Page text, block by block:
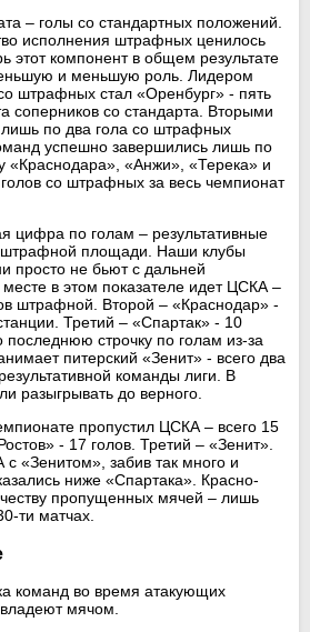
– голы со стандартных положений.
исполнения штрафных ценилось
этот компонент в общем результате
и меньшую роль. Лидером
штрафных стал «Оренбург» - пять
соперников со стандарта. Вторыми
по два гола со штрафных
успешно завершились лишь по
«Анжи», «Терека» и
со штрафных за весь чемпионат
цифра по голам – результативные
штрафной площади. Наши клубы
просто не бьют с дальней
в этом показателе идет ЦСКА –
штрафной. Второй – «Краснодар» -
Третий – «Спартак» - 10
последнюю строчку по голам из-за
питерский «Зенит» - всего два
команды лиги. В
разыгрывать до верного.
пропустил ЦСКА – всего 15
- 17 голов. Третий – «Зенит».
«Зенитом», забив так много и
ниже «Спартака». Красно-
пропущенных мячей – лишь
ти матчах.
команд во время атакующих
мячом.